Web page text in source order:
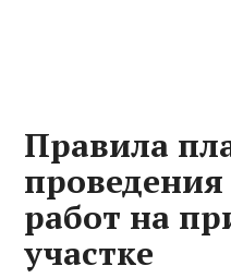
Правила
работ на
участке